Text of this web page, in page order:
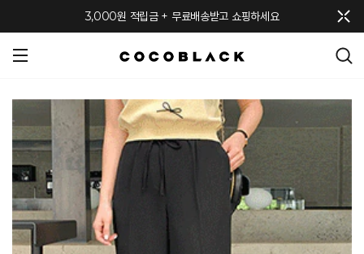
3,000원 적립금 + 무료배송받고 쇼핑하세요